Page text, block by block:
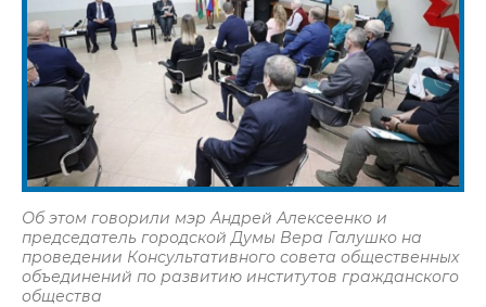
Об этом говорили мэр Андрей Алексеенко и
председатель городской Думы Вера Галушко на
проведении Консультативного совета общественных
объединений по развитию институтов гражданского
общества